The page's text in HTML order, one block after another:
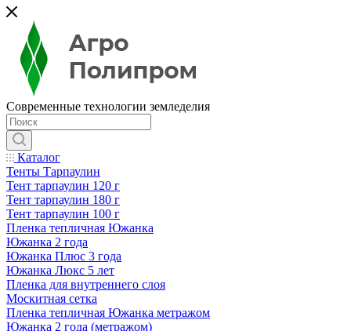
Современные технологии земледелия
Каталог
Тенты Тарпаулин
Тент тарпаулин 120 г
Тент тарпаулин 180 г
Тент тарпаулин 100 г
Пленка тепличная Южанка
Южанка 2 года
Южанка Плюс 3 года
Южанка Люкс 5 лет
Пленка для внутреннего слоя
Москитная сетка
Пленка тепличная Южанка метражом
Южанка 2 года (метражом)